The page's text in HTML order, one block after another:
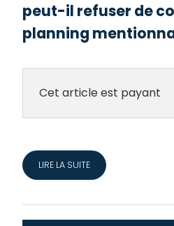
peut-il refuser de
planning
Cet article est payant
LIRE LA SUITE